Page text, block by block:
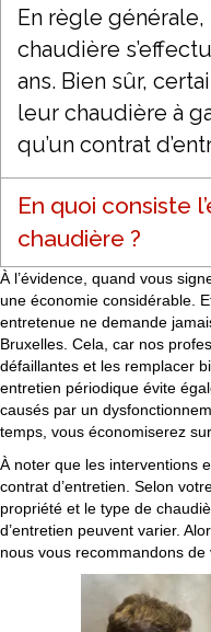
En règle générale,
chaudière
ans. Bien sûr,
leur chaudière à
qu’un contrat
En quoi consiste
chaudière ?
À l’évidence, quand vous
une économie considérable.
entretenue ne demande
Bruxelles. Cela, car nos
défaillantes et les remplacer
entretien périodique évite
causés par un
temps, vous économiserez
À noter que les interventions
contrat d’entretien. Selon
propriété et le type de
d’entretien peuvent varier.
nous vous recommandons